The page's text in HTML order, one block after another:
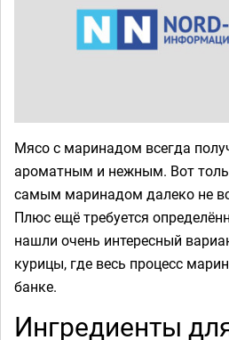
Мясо с маринадом всегда
ароматным и нежным. Вот
самым маринадом далеко не
Плюс ещё требуется
нашли очень интересный
курицы, где весь процесс
банке.
Ингредиенты